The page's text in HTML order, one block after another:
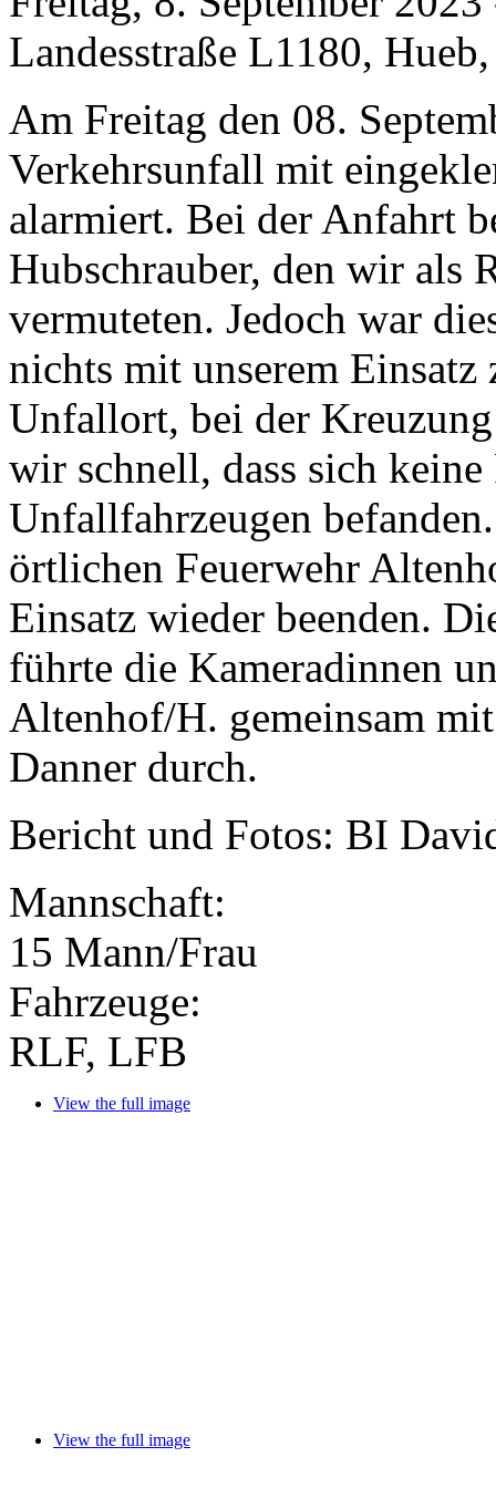
Landesstraße L1180,
Am Freitag den 08.
Verkehrsunfall mit
alarmiert. Bei der Anfahrt
Hubschrauber, den wir als
vermuteten. Jedoch war
nichts mit unserem
Unfallort, bei der
wir schnell, dass sich
Unfallfahrzeugen
örtlichen Feuerwehr
Einsatz wieder beenden.
führte die Kameradinnen
Altenhof/H. gemeinsam
Danner durch.
Bericht und Fotos: BI
Mannschaft:
15 Mann/Frau
Fahrzeuge:
RLF, LFB
View the full image